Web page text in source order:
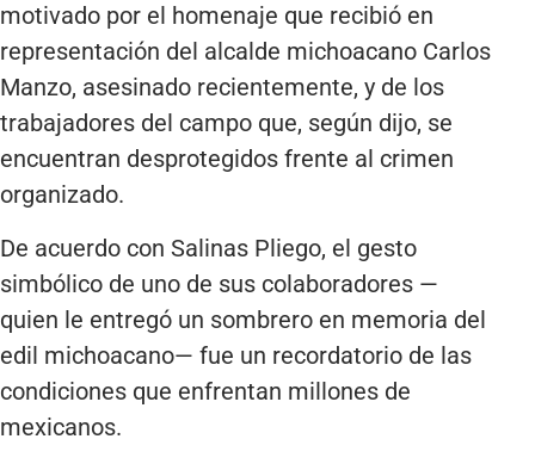
motivado por el homenaje que recibió en
representación del alcalde michoacano Carlos
Manzo, asesinado recientemente, y de los
trabajadores del campo que, según dijo, se
encuentran desprotegidos frente al crimen
organizado.
De acuerdo con Salinas Pliego, el gesto
simbólico de uno de sus colaboradores —
quien le entregó un sombrero en memoria del
edil michoacano— fue un recordatorio de las
condiciones que enfrentan millones de
mexicanos.